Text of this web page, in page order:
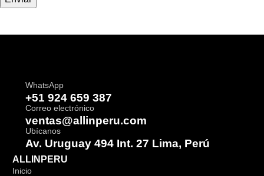
WhatsApp
+51 924 659 387
Correo electrónico
ventas@allinperu.com
Ubícanos
Av. Uruguay 494 Int. 27 Lima, Perú
ALLINPERU
Inicio